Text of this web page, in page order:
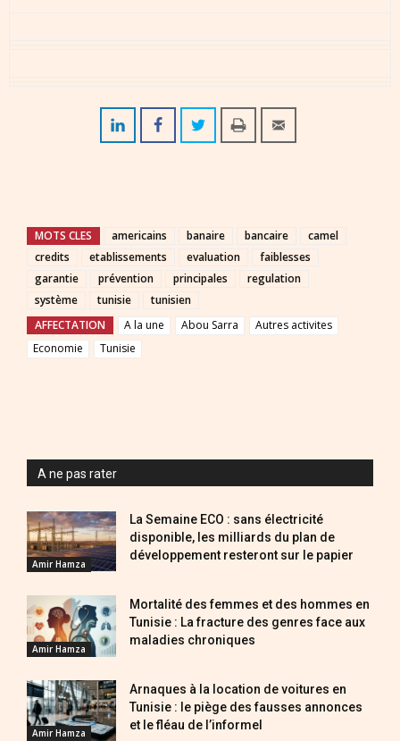
MOTS CLES americains banaire bancaire
camel
credits
etablissements evaluation
faiblesses
garantie
prévention principales
regulation
système
tunisie
tunisien
AFFECTATION
A la une Abou Sarra
Autres activites
Economie
Tunisie
A ne pas rater
Amir Hamza
La Semaine ECO : sans électricité
disponible, les milliards du plan de
développement resteront sur le papier
Amir Hamza
Mortalité des femmes et des hommes en
Tunisie : La fracture des genres face aux
maladies chroniques
Amir Hamza
Arnaques à la location de voitures en
Tunisie : le piège des fausses annonces
et le fléau de l’informel